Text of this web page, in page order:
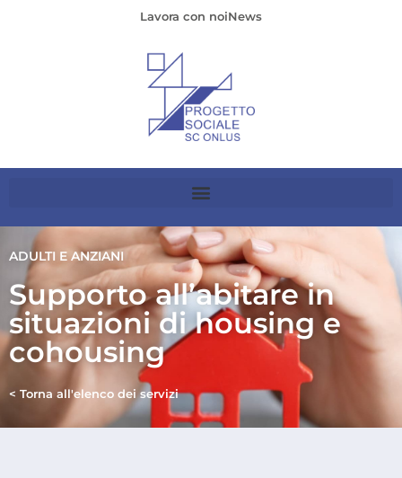
Lavora con noiNews
ADULTI E ANZIANI
Supporto all’abitare in
situazioni di housing e
cohousing
< Torna all'elenco dei servizi